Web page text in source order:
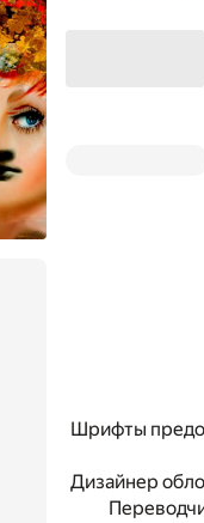
Шрифты
Дизайнер